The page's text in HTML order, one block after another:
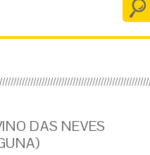
DAS NEVES